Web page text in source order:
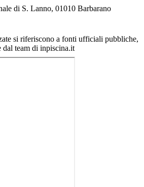
di S. Lanno, 01010 Barbarano
si riferiscono a fonti ufficiali pubbliche,
dal team di inpiscina.it